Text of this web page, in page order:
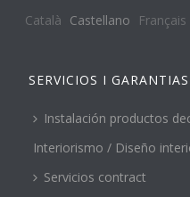
Català Castellano Français
SERVICIOS I GARANTIAS
Instalación productos
Interiorismo / Diseño
Servicios contract